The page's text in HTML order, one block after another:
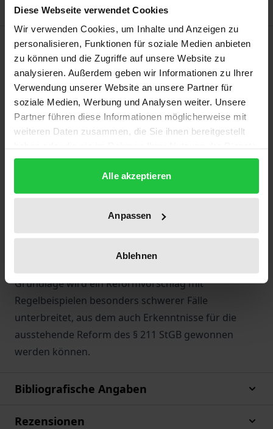
Diese Webseite verwendet Cookies
Wir verwenden Cookies, um Inhalte und Anzeigen zu
personalisieren, Funktionen für soziale Medien anbieten
zu können und die Zugriffe auf unsere Website zu
analysieren. Außerdem geben wir Informationen zu Ihrer
Verwendung unserer Website an unsere Partner für
soziale Medien, Werbung und Analysen weiter. Unsere
Partner führen diese Informationen möglicherweise mit
weiteren Daten zusammen, die Sie ihnen bereitgestellt
gesammelt haben.
Alle akzeptieren
Anpassen
Ablehnen
Beschreibung
Im Zentrum der Diskussion über die Reform der
Tötungsdelikte stehen die Mordmerkmale und die
absolute Androhung der lebenslangen
Freiheitsstrafe. Doch auch der besonders schwere
Norm in Rechtsprechung und Literatur nahezu keine
Beachtung. Probleme bereitet insbesondere deren
Unbestimmtheit. Anhaltspunkte zur Konkretisierung
können aus der Genese des Tatbestands sowie einer
Auswertung der bislang zu § 212 II StGB ergangenen
Grundlage wird ein Reformvorschlag mit
Regelbeispielen besonders schwerer Fälle
unterbreitet, aus dem auch Erkenntnisse für die
ausstehende Reform des § 211 StGB gewonnen
werden können.
Bibliografische Angaben
Rezensionen